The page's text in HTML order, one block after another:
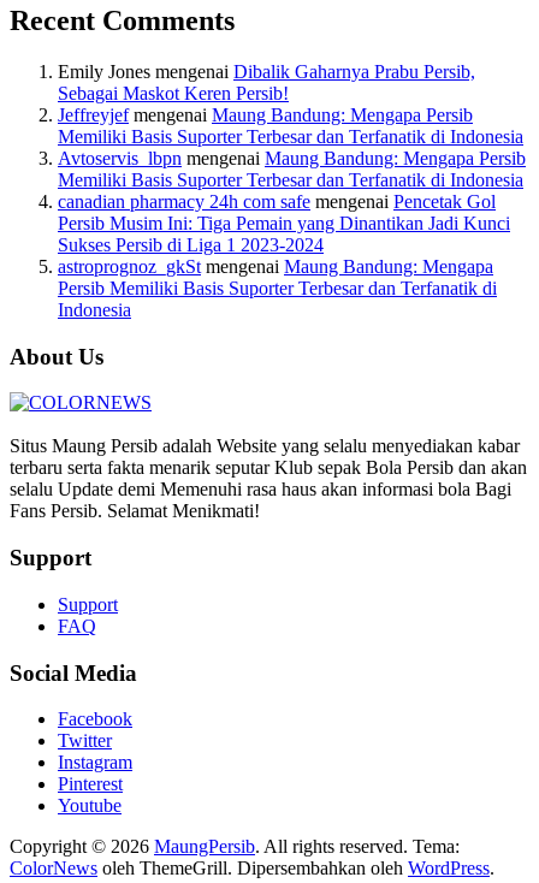
Recent Comments
Emily Jones mengenai Dibalik Gaharnya Prabu Persib,
Sebagai Maskot Keren Persib!
Jeffreyjefmengenai Maung Bandung: Mengapa Persib
Memiliki Basis Suporter Terbesar dan Terfanatik di Indonesia
Avtoservis_lbpn mengenai Maung Bandung: Mengapa Persib
Memiliki Basis Suporter Terbesar dan Terfanatik di Indonesia
canadian pharmacy 24h com safe mengenai Pencetak Gol
Persib Musim Ini: Tiga Pemain yang Dinantikan Jadi Kunci
Sukses Persib di Liga 1 2023-2024
astroprognoz_gkSt mengenai Maung Bandung: Mengapa
Persib Memiliki Basis Suporter Terbesar dan Terfanatik di
Indonesia
About Us
Situs Maung Persib adalah Website yang selalu menyediakan kabar
terbaru serta fakta menarik seputar Klub sepak Bola Persib dan akan
selalu Update demi Memenuhi rasa haus akan informasi bola Bagi
Fans Persib. Selamat Menikmati!
Support
Support
FAQ
Social Media
Facebook
Twitter
Instagram
Pinterest
Youtube
Copyright © 2026 MaungPersib. All rights reserved. Tema:
ColorNews oleh ThemeGrill. Dipersembahkan oleh WordPress.